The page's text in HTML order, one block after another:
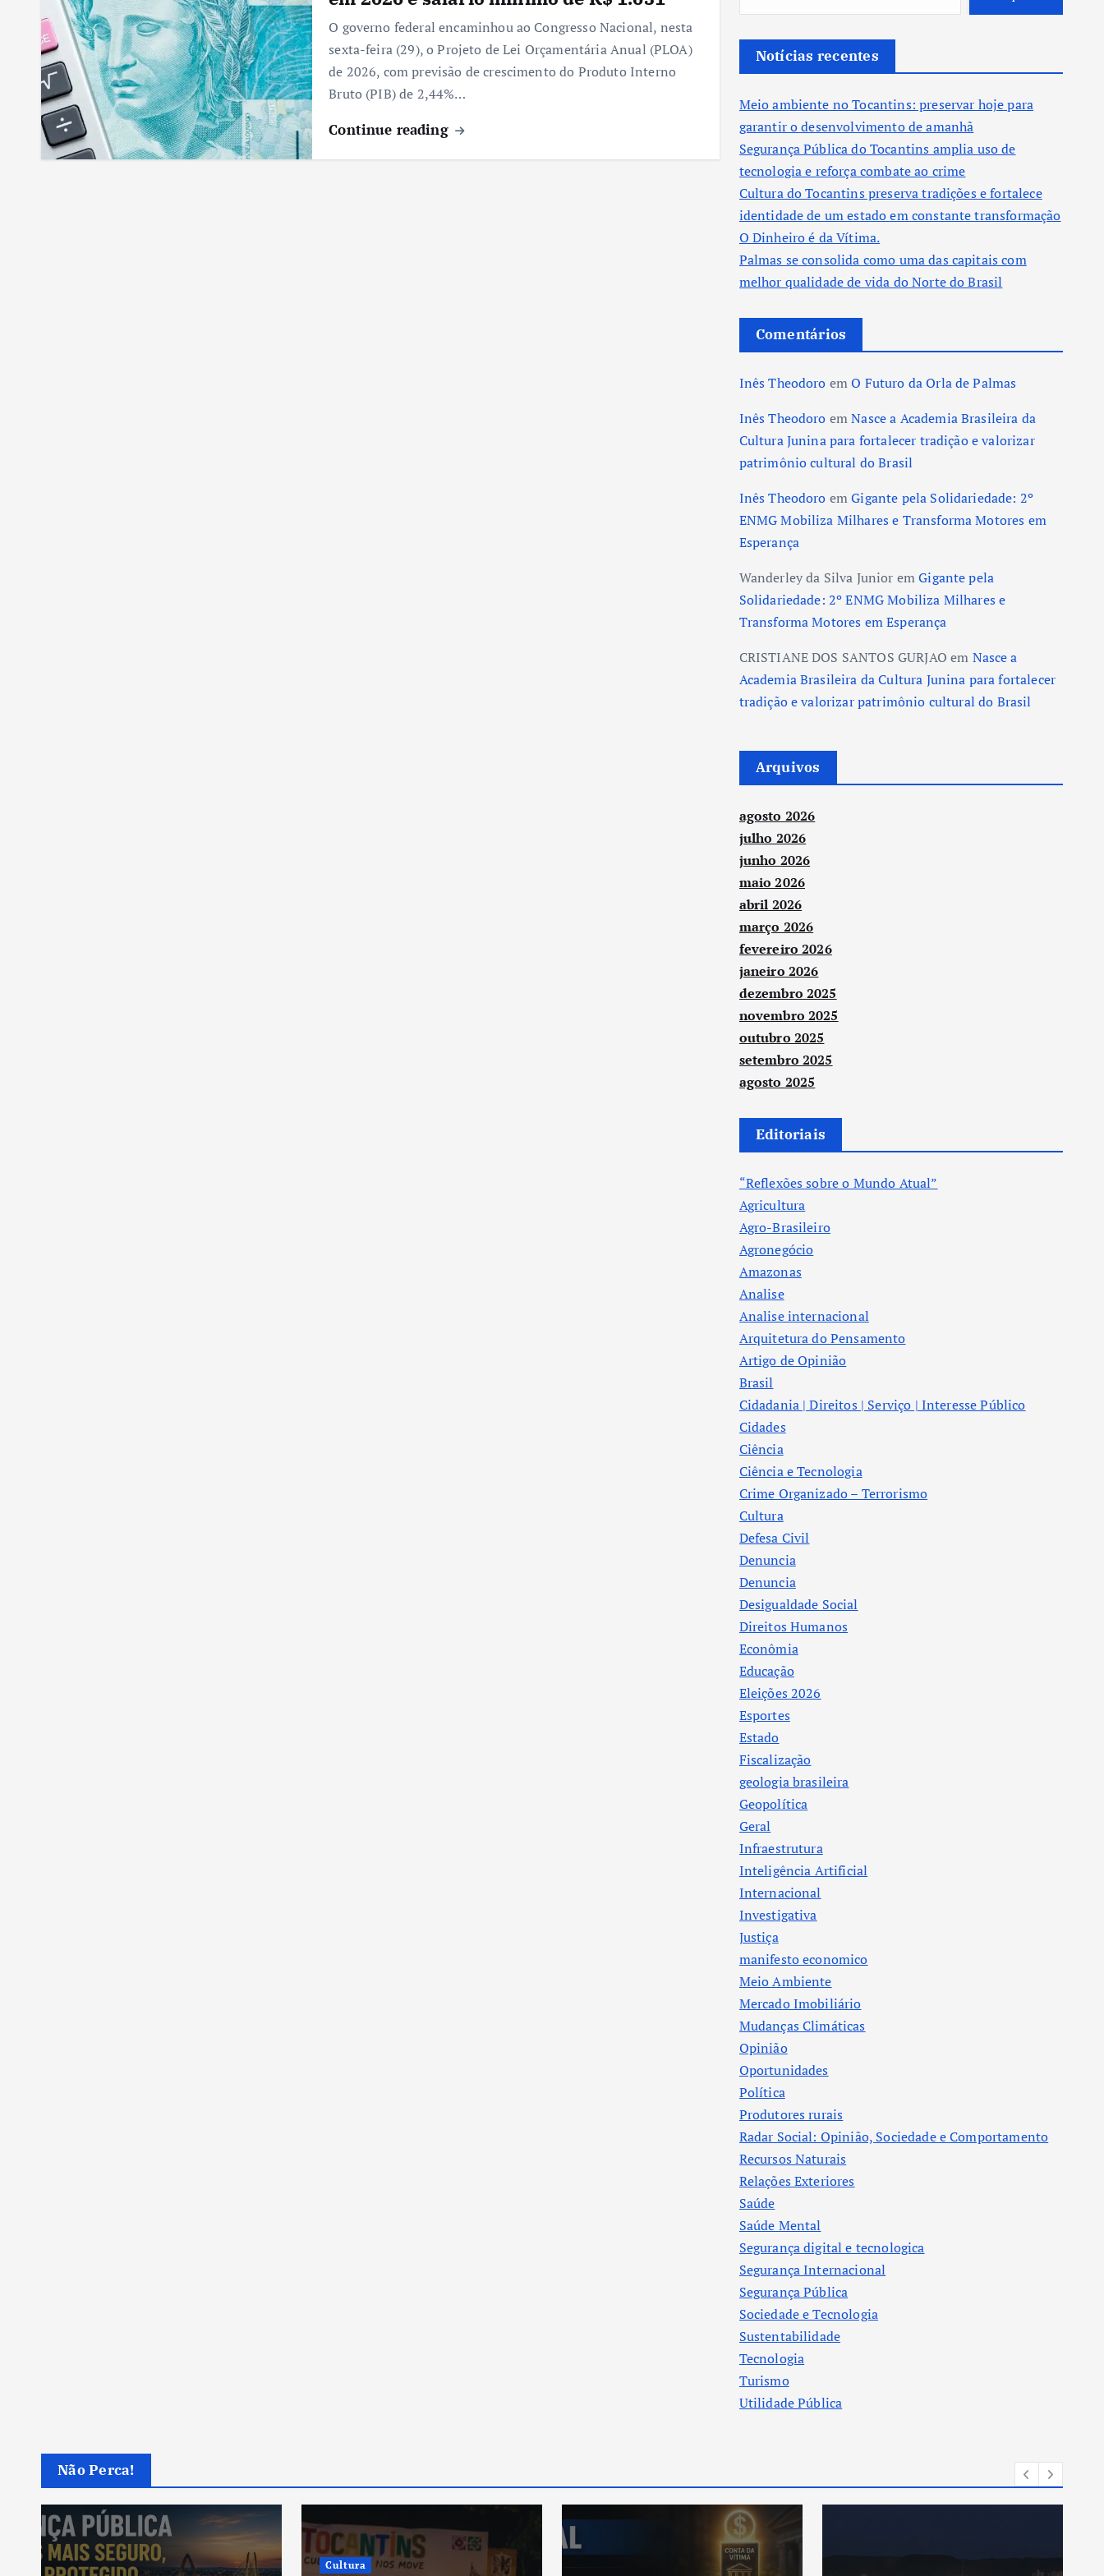
O governo federal encaminhou ao Congresso Nacional, nesta
sexta-feira (29), o Projeto de Lei Orçamentária Anual (PLOA)
de 2026, com previsão de crescimento do Produto Interno
Bruto (PIB) de 2,44%…
Continue reading
Notícias recentes
Meio ambiente no Tocantins: preservar hoje para
garantir o desenvolvimento de amanhã
Segurança Pública do Tocantins amplia uso de
tecnologia e reforça combate ao crime
Cultura do Tocantins preserva tradições e fortalece
identidade de um estado em constante transformação
O Dinheiro é da Vítima.
Palmas se consolida como uma das capitais com
melhor qualidade de vida do Norte do Brasil
Comentários
Inês Theodoro emO Futuro da Orla de Palmas
Inês Theodoro emNasce a Academia Brasileira da
Cultura Junina para fortalecer tradição e valorizar
patrimônio cultural do Brasil
Inês Theodoro emGigante pela Solidariedade: 2º
ENMG Mobiliza Milhares e Transforma Motores em
Esperança
Wanderley da Silva Junior emGigante pela
Solidariedade: 2º ENMG Mobiliza Milhares e
Transforma Motores em Esperança
CRISTIANE DOS SANTOS GURJAO em Nasce a
Academia Brasileira da Cultura Junina para fortalecer
tradição e valorizar patrimônio cultural do Brasil
Arquivos
agosto 2026
julho 2026
junho 2026
maio 2026
abril 2026
março 2026
fevereiro 2026
janeiro 2026
dezembro 2025
novembro 2025
outubro 2025
setembro 2025
agosto 2025
Editoriais
“Reflexões sobre o Mundo Atual”
Agricultura
Agro-Brasileiro
Agronegócio
Amazonas
Analise
Analise internacional
Arquitetura do Pensamento
Artigo de Opinião
Brasil
Cidadania | Direitos | Serviço | Interesse Público
Cidades
Ciência
Ciência e Tecnologia
Crime Organizado – Terrorismo
Cultura
Defesa Civil
Denuncia
Denuncia
Desigualdade Social
Direitos Humanos
Econômia
Educação
Eleições 2026
Esportes
Estado
Fiscalização
geologia brasileira
Geopolítica
Geral
Infraestrutura
Inteligência Artificial
Internacional
Investigativa
Justiça
manifesto economico
Meio Ambiente
Mercado Imobiliário
Mudanças Climáticas
Opinião
Oportunidades
Política
Produtores rurais
Radar Social: Opinião, Sociedade e Comportamento
Recursos Naturais
Relações Exteriores
Saúde
Saúde Mental
Segurança digital e tecnologica
Segurança Internacional
Segurança Pública
Sociedade e Tecnologia
Sustentabilidade
Tecnologia
Turismo
Utilidade Pública
Não Perca!
Cultura